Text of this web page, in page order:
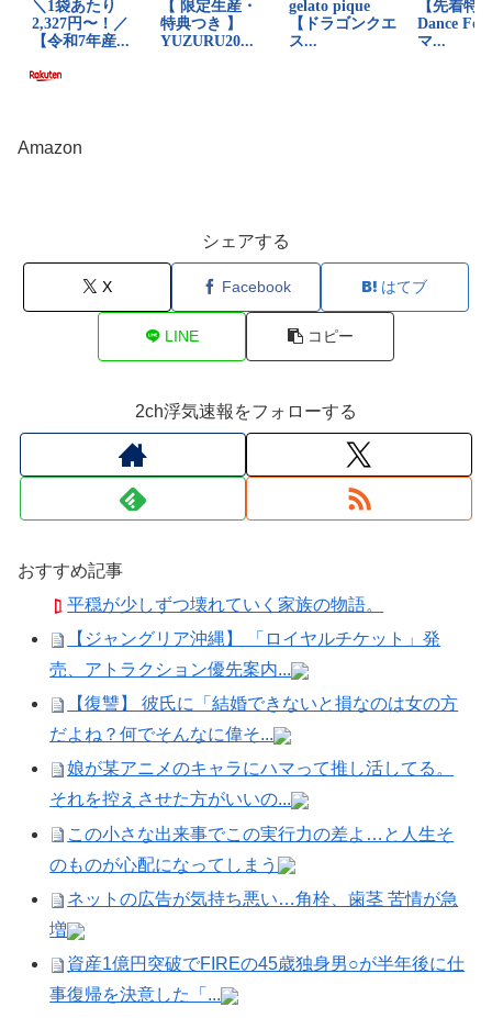
Amazon
シェアする
X Facebook はてブ
LINE コピー
2ch浮気速報をフォローする
おすすめ記事
平穏が少しずつ壊れていく家族の物語。
【ジャングリア沖縄】 「ロイヤルチケット」発
売、アトラクション優先案内...
【復讐】 彼氏に「結婚できないと損なのは女の方
だよね？何でそんなに偉そ...
娘が某アニメのキャラにハマって推し活してる。
それを控えさせた方がいいの...
この小さな出来事でこの実行力の差よ…と人生そ
のものが心配になってしまう
ネットの広告が気持ち悪い…角栓、歯茎 苦情が急
増
資産1億円突破でFIREの45歳独身男○が半年後に仕
事復帰を決意した「...